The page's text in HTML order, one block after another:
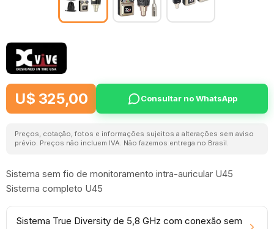
U$ 325,00 Consultar no WhatsApp
Preços, cotação, fotos e informações sujeitos a alterações sem aviso
prévio. Preços não incluem IVA. Não fazemos entrega no Brasil.
Sistema sem fio de monitoramento intra-auricular U45
Sistema completo U45
Sistema True Diversity de 5,8 GHz com conexão sem